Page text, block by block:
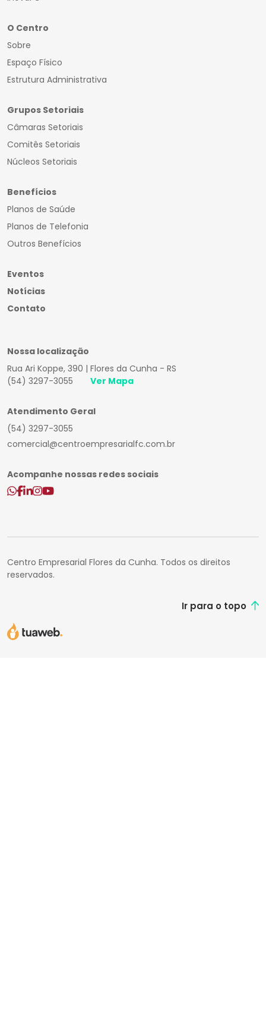
O Centro
Sobre
Espaço Físico
Estrutura Administrativa
Grupos Setoriais
Câmaras Setoriais
Comitês Setoriais
Núcleos Setoriais
Benefícios
Planos de Saúde
Planos de Telefonia
Outros Benefícios
Eventos
Notícias
Contato
Nossa localização
Rua Ari Koppe, 390 | Flores da Cunha - RS
(54) 3297-3055
Ver Mapa
Atendimento Geral
(54) 3297-3055
comercial@centroempresarialfc.com.br
Acompanhe nossas redes sociais
Centro Empresarial Flores da Cunha. Todos os direitos
reservados.
Ir para o topo